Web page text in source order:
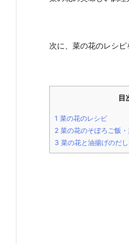
次に、菜の花のレシピ
目
1 菜の花のレシピ
2 菜の花のそぼろご飯
3 菜の花と油揚げのだ